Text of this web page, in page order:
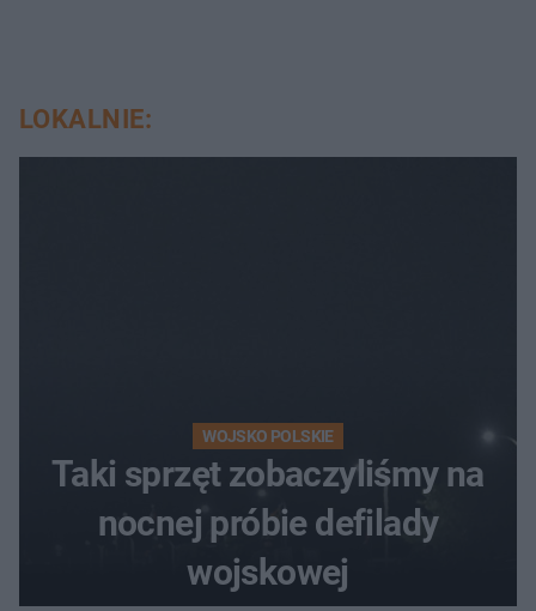
LOKALNIE:
WOJSKO POLSKIE
Taki sprzęt zobaczyliśmy na
nocnej próbie defilady
wojskowej